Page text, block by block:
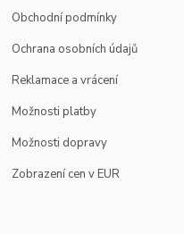
Obchodní podmínky
Ochrana osobních údajů
Reklamace a vrácení
Možnosti platby
Možnosti dopravy
Zobrazení cen v EUR